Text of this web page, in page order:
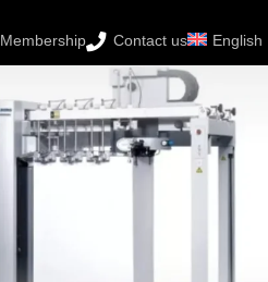
Membership Contact us English